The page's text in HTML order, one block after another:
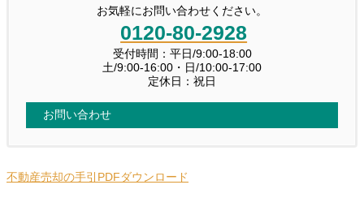
お気軽にお問い合わせください。
0120-80-2928
受付時間：平日/9:00-18:00
土/9:00-16:00・日/10:00-17:00
定休日：祝日
お問い合わせ
不動産売却の手引PDFダウンロード